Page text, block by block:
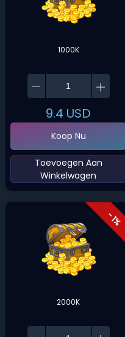
1000K
9.4 USD
Koop Nu
‌Toevoegen Aan
Winkelwagen‌
- 1%
2000K